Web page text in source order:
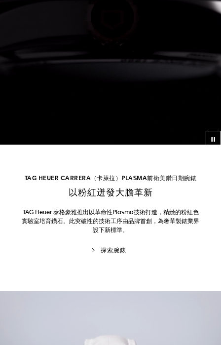
TAG HEUER CARRERA（卡萊拉）PLASMA前衛美鑽日期腕錶
以粉紅迸發大膽革新
TAG Heuer 泰格豪雅推出以革命性Plasma技術打造，精緻的粉紅色
實驗室培育鑽石。此突破性的技術工序由品牌首創，為奢華製錶業界
設下新標準。
探索腕錶